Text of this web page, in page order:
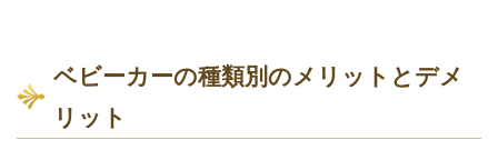
ベビーカーの種類別のメリットとデメ
リット